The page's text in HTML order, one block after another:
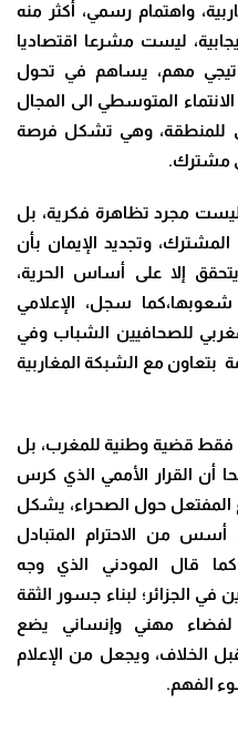
واهتمام رسمي، أكثر منه
ليست مشرعا اقتصاديا
مهم، يساهم في تحول
المتوسطي الى المجال
للمنطقة، وهي تشكل فرصة
مشترك.
ليست مجرد تظاهرة فكرية، بل
وتجديد الإيمان بأن
إلا على أساس الحرية،
شعوبها،كما سجل، الإعلامي
للصحافيين الشباب وفي
بتعاون مع الشبكة المغاربية
فقط قضية وطنية للمغرب، بل
أن القرار الأممي الذي كرس
المفتعل حول الصحراء، يشكل
أسس من الاحترام المتبادل
كما قال المودني الذي وجه
في الجزائر؛ لبناء جسور الثقة
لفضاء مهني وإنساني يضع
الخلاف، ويجعل من الإعلام
الفهم.